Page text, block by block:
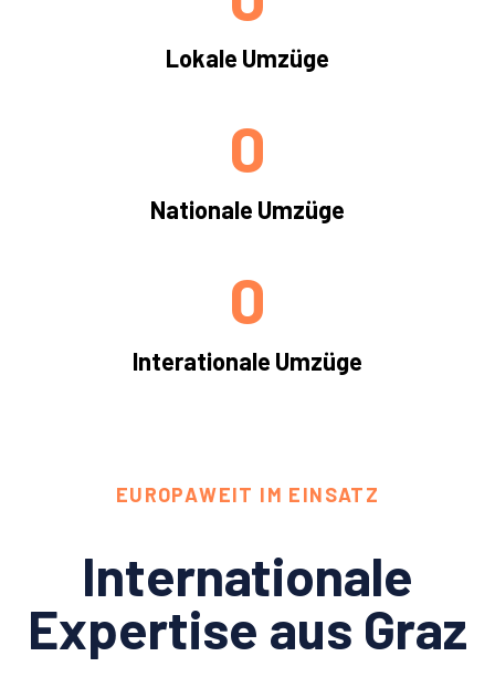
Lokale Umzüge
Nationale Umzüge
0
Interationale Umzüge
0
EUROPAWEIT IM EINSATZ
Internationale
Expertise aus Graz